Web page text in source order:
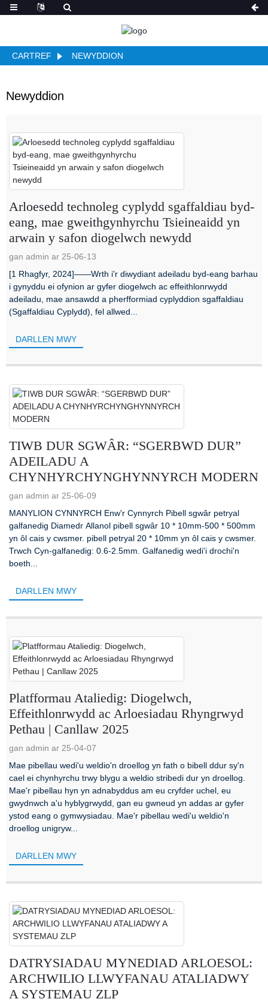
CARTREF NEWYDDION
Newyddion
Arloesedd technoleg cyplydd sgaffaldiau byd-
eang, mae gweithgynhyrchu Tsieineaidd yn
arwain y safon diogelwch newydd
gan admin ar 25-06-13
[1 Rhagfyr, 2024]——Wrth i'r diwydiant adeiladu byd-eang barhau
i gynyddu ei ofynion ar gyfer diogelwch ac effeithlonrwydd
adeiladu, mae ansawdd a pherfformiad cyplyddion sgaffaldiau
(Sgaffaldiau Cyplydd), fel allwed...
DARLLEN MWY
TIWB DUR SGWÂR: “SGERBWD DUR”
ADEILADU A
CHYNHYRCHYNGHYNNYRCH MODERN
gan admin ar 25-06-09
MANYLION CYNNYRCH Enw'r Cynnyrch Pibell sgwâr petryal
galfanedig Diamedr Allanol pibell sgwâr 10 * 10mm-500 * 500mm
yn ôl cais y cwsmer. pibell petryal 20 * 10mm yn ôl cais y cwsmer.
Trwch Cyn-galfanedig: 0.6-2.5mm. Galfanedig wedi'i drochi'n
boeth...
DARLLEN MWY
Platfformau Ataliedig: Diogelwch,
Effeithlonrwydd ac Arloesiadau Rhyngrwyd
Pethau | Canllaw 2025
gan admin ar 25-04-07
Mae pibellau wedi'u weldio'n droellog yn fath o bibell ddur sy'n
cael ei chynhyrchu trwy blygu a weldio stribedi dur yn droellog.
Mae'r pibellau hyn yn adnabyddus am eu cryfder uchel, eu
gwydnwch a'u hyblygrwydd, gan eu gwneud yn addas ar gyfer
ystod eang o gymwysiadau. Mae'r pibellau wedi'u weldio'n
droellog unigryw...
DARLLEN MWY
DATRYSIADAU MYNEDIAD ARLOESOL:
ARCHWILIO LLWYFANAU ATALIADWY
A SYSTEMAU ZLP